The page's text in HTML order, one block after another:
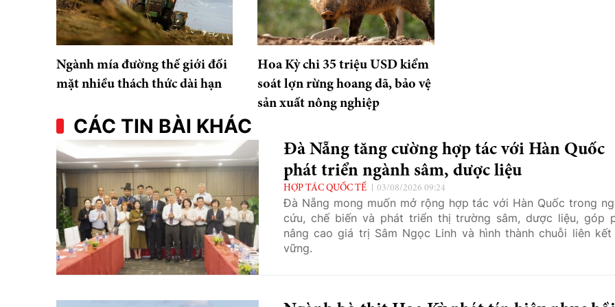
Ngành mía đường thế giới đối
mặt nhiều thách thức dài hạn
Hoa Kỳ chi 35 triệu USD kiểm
soát lợn rừng hoang dã, bảo vệ
sản xuất nông nghiệp
CÁC TIN BÀI KHÁC
Đà Nẵng tăng cường hợp tác với Hàn Quốc
phát triển ngành sâm, dược liệu
HỢP TÁC QUỐC TẾ 03/08/2026 09:24
Đà Nẵng mong muốn mở rộng hợp tác với Hàn Quốc trong
cứu, chế biến và phát triển thị trường sâm, dược liệu, góp
nâng cao giá trị Sâm Ngọc Linh và hình thành chuỗi liên kết
vững.